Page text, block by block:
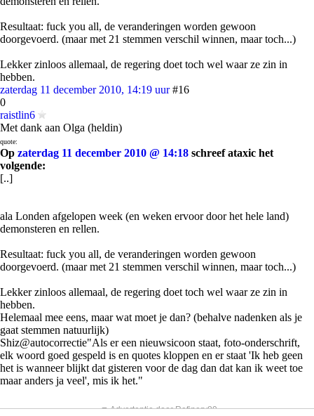
Resultaat: fuck you all, de veranderingen worden gewoon
doorgevoerd. (maar met 21 stemmen verschil winnen, maar toch...)
Lekker zinloos allemaal, de regering doet toch wel waar ze zin in
hebben.
zaterdag 11 december 2010, 14:19 uur #16
0
raistlin6
Met dank aan Olga (heldin)
quote:
Op zaterdag 11 december 2010 @ 14:18 schreef ataxic het
volgende:
[..]
ala Londen afgelopen week (en weken ervoor door het hele land)
demonsteren en rellen.
Resultaat: fuck you all, de veranderingen worden gewoon
doorgevoerd. (maar met 21 stemmen verschil winnen, maar toch...)
Lekker zinloos allemaal, de regering doet toch wel waar ze zin in
hebben.
Helemaal mee eens, maar wat moet je dan? (behalve nadenken als je
gaat stemmen natuurlijk)
Shiz@autocorrectie"Als er een nieuwsicoon staat, foto-onderschrift,
elk woord goed gespeld is en quotes kloppen en er staat 'Ik heb geen
het is wanneer blijkt dat gisteren voor de dag dan dat kan ik weet toe
maar anders ja veel', mis ik het."
▼ Advertentie door Refinery89